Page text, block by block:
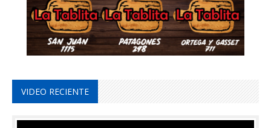
VIDEO RECIENTE